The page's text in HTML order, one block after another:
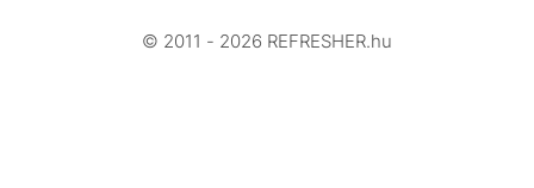
Videó
© 2011 - 2026 REFRESHER.hu